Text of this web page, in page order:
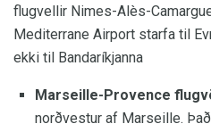
flugvellir Nimes-Alès-
Mediterrane Airport starfa til
ekki til Bandaríkjanna
Marseille-Provence
norðvestur af Marseille.